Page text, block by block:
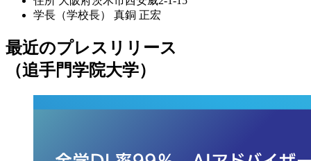
学長（学校長）
真銅 正宏
最近のプレスリリース
（追手門学院大学）